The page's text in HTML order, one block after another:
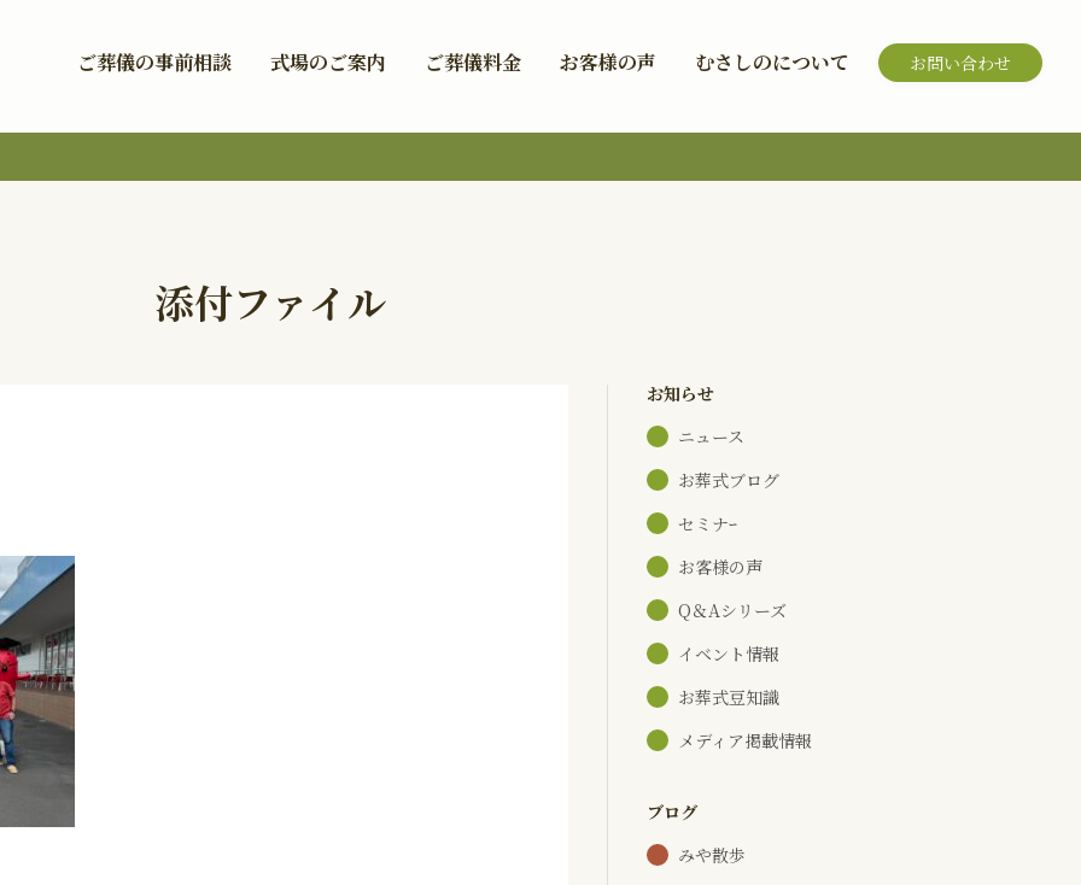
ご葬儀の事前相談 式場のご案内 ご葬儀料金 お客様の声 むさしのについて お問い合わせ
添付ファイル
お知らせ
ニュース
お葬式ブログ
セミナｰ
お客様の声
Q＆Aシリーズ
イベント情報
お葬式豆知識
メディア掲載情報
ブログ
みや散歩